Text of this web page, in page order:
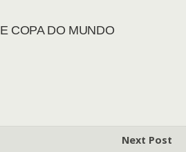
COPA DO MUNDO
Next Post